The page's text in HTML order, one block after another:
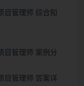
目管理师 综合知
目管理师 案例分
目管理师 答案详